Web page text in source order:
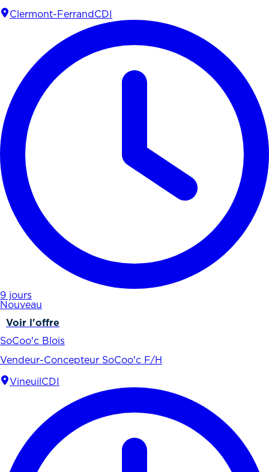
Clermont-Ferrand CDI
9 jours
Nouveau
Voir l'offre
SoCoo'c Blois
Vendeur-Concepteur SoCoo'c F/H
Vineuil CDI